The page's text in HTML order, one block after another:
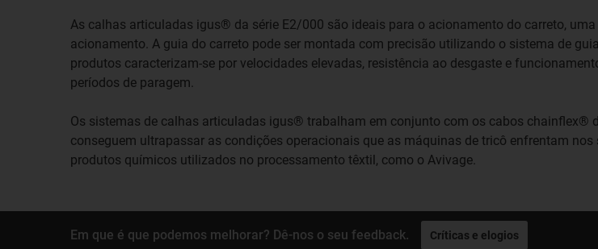
As calhas articuladas igus® da série E2/000 são ideais para o acionamento do carreto,
acionamento. A guia do carreto pode ser montada com precisão utilizando o sistema de
produtos caracterizam-se por velocidades elevadas, resistência ao desgaste e
períodos de paragem.
Os sistemas de calhas articuladas igus® trabalham em conjunto com os cabos
conseguem ultrapassar as condições operacionais que as máquinas de tricô enfrentam
produtos químicos utilizados no processamento têxtil, como o Avivage.
Em que é que podemos melhorar? Dê-nos o seu feedback. Críticas e elogios